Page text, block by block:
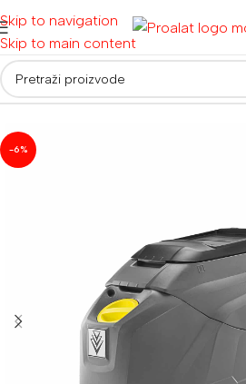
Skip to navigation
Skip to main content
Početna/ Usisivači/Usisivači i strojevi
-6%